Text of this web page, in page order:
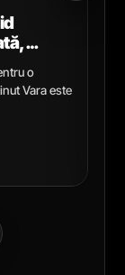
o
Vara este